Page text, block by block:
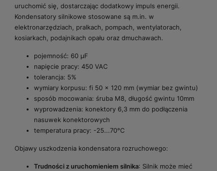
uruchomić się, dostarczając dodatkowy impuls energii.
Kondensatory silnikowe stosowane są m.in. w
elektronarzędziach, pralkach, pompach, wentylatorach,
kosiarkach, podajnikach opału oraz dmuchawach.
pojemność: 60 µF
napięcie pracy: 450 VAC
tolerancja: 5%
wymiary korpusu: fi 50 x 120 mm (wymiar bez gwintu)
sposób mocowania: śruba M8, długość gwintu 10mm
wyprowadzenia: konektory 6,3 mm do podłączenia
nasuwek konektorowych
temperatura pracy: -25...70°C
Objawy uszkodzenia kondensatora rozruchowego:
Trudności z uruchomieniem silnika: Silnik może mieć